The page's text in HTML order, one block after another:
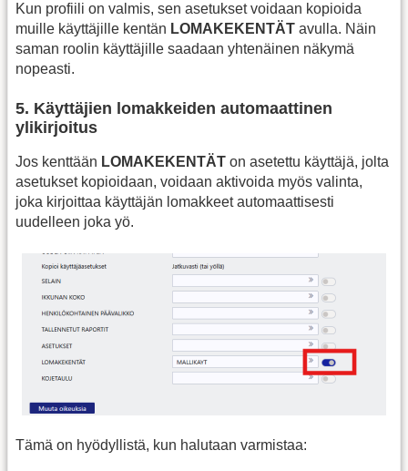
Kun profiili on valmis, sen asetukset voidaan kopioida
muille käyttäjille kentän LOMAKEKENTÄT avulla. Näin
saman roolin käyttäjille saadaan yhtenäinen näkymä
nopeasti.
5. Käyttäjien lomakkeiden automaattinen
ylikirjoitus
Jos kenttään LOMAKEKENTÄT on asetettu käyttäjä, jolta
asetukset kopioidaan, voidaan aktivoida myös valinta,
joka kirjoittaa käyttäjän lomakkeet automaattisesti
uudelleen joka yö.
Tämä on hyödyllistä, kun halutaan varmistaa: